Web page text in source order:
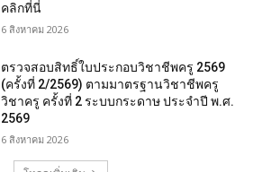
คลิกที่นี่
6 สิงหาคม 2026
ตรวจสอบสิทธิ์ใบประกอบวิชาชีพครู 2569
(ครั้งที่ 2/2569) ตามมาตรฐานวิชาชีพครู
วิชาครู ครั้งที่ 2 ระบบกระดาษ ประจำปี พ.ศ.
2569
6 สิงหาคม 2026